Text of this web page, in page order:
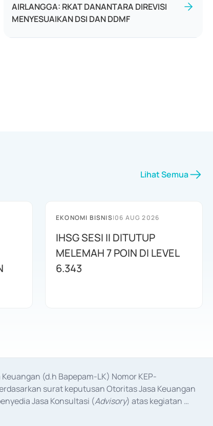
AIRLANGGA: RKAT DANANTARA DIREVISI
MENYESUAIKAN DSI DAN DDMF
Lihat Semua
EKONOMI BISNIS|06 AUG 2026
IHSG SESI II DITUTUP
MELEMAH 7 POIN DI LEVEL
6.343
(d.h Bapepam-LK) Nomor KEP-
surat keputusan Otoritas Jasa Keuangan
Jasa Konsultasi (Advisory) atas kegiatan